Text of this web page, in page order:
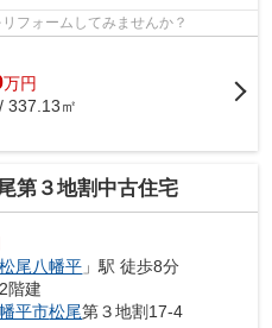
フォームしてみませんか？
万円
337.13㎡
第３地割中古住宅
松尾八幡平 」駅 徒歩8分
階建
平市松尾第３地割17-4